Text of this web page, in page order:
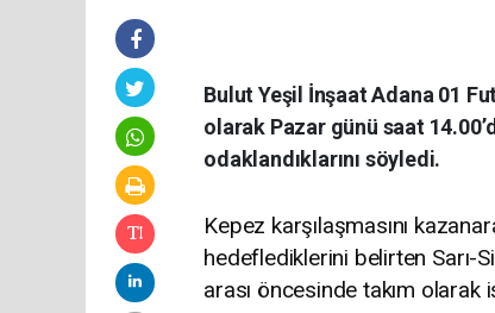
Bulut Yeşil İnşaat Adana 01
olarak Pazar günü saat
odaklandıklarını söyledi.
Kepez karşılaşmasını
hedeflediklerini belirten Sarı-
arası öncesinde takım olarak